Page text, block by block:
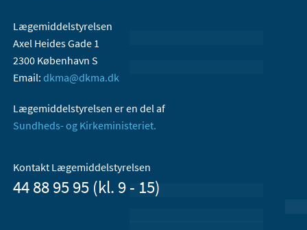
Lægemiddelstyrelsen
Axel Heides Gade 1
2300 København S
Email: dkma@dkma.dk
Lægemiddelstyrelsen er en del af
Sundheds- og Kirkeministeriet.
Kontakt Lægemiddelstyrelsen
44 88 95 95 (kl. 9 - 15)